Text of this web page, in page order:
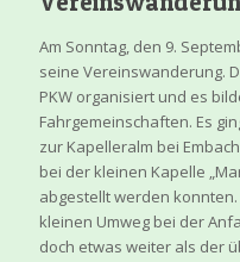
Am Sonntag, den 9.
seine Vereinswanderung.
PKW organisiert und es
Fahrgemeinschaften. Es
zur Kapelleralm bei
bei der kleinen Kapelle
abgestellt werden
kleinen Umweg bei der
doch etwas weiter als der